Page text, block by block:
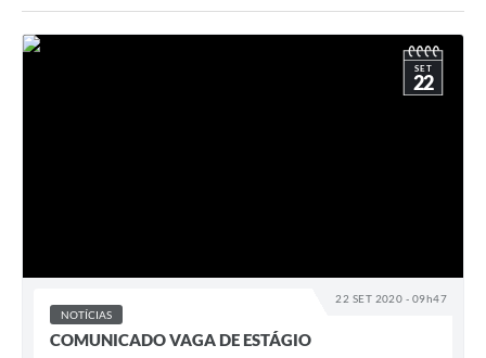
Galeria de Fotos
22 SET 2020 - 09h47
SET
22
NOTÍCIAS
COMUNICADO VAGA DE ESTÁGIO